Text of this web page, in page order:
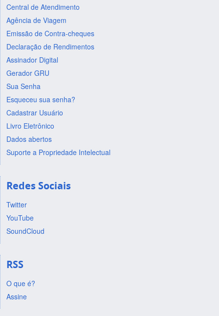
Central de Atendimento
Agência de Viagem
Emissão de Contra-cheques
Declaração de Rendimentos
Assinador Digital
Gerador GRU
Sua Senha
Esqueceu sua senha?
Cadastrar Usuário
Livro Eletrônico
Dados abertos
Suporte a Propriedade Intelectual
Redes Sociais
Twitter
YouTube
SoundCloud
RSS
O que é?
Assine